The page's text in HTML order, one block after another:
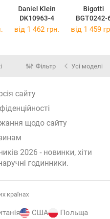
Daniel Klein
DK10963-4
Bigotti
BGT0242-
від 1 462 грн. від 1 459
Фільтр Усі моделі
сайту
щодо сайту
2026 - новинки, хіти
годинники.
країнах
США
Польща